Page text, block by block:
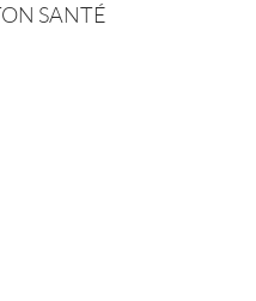
SANTÉ